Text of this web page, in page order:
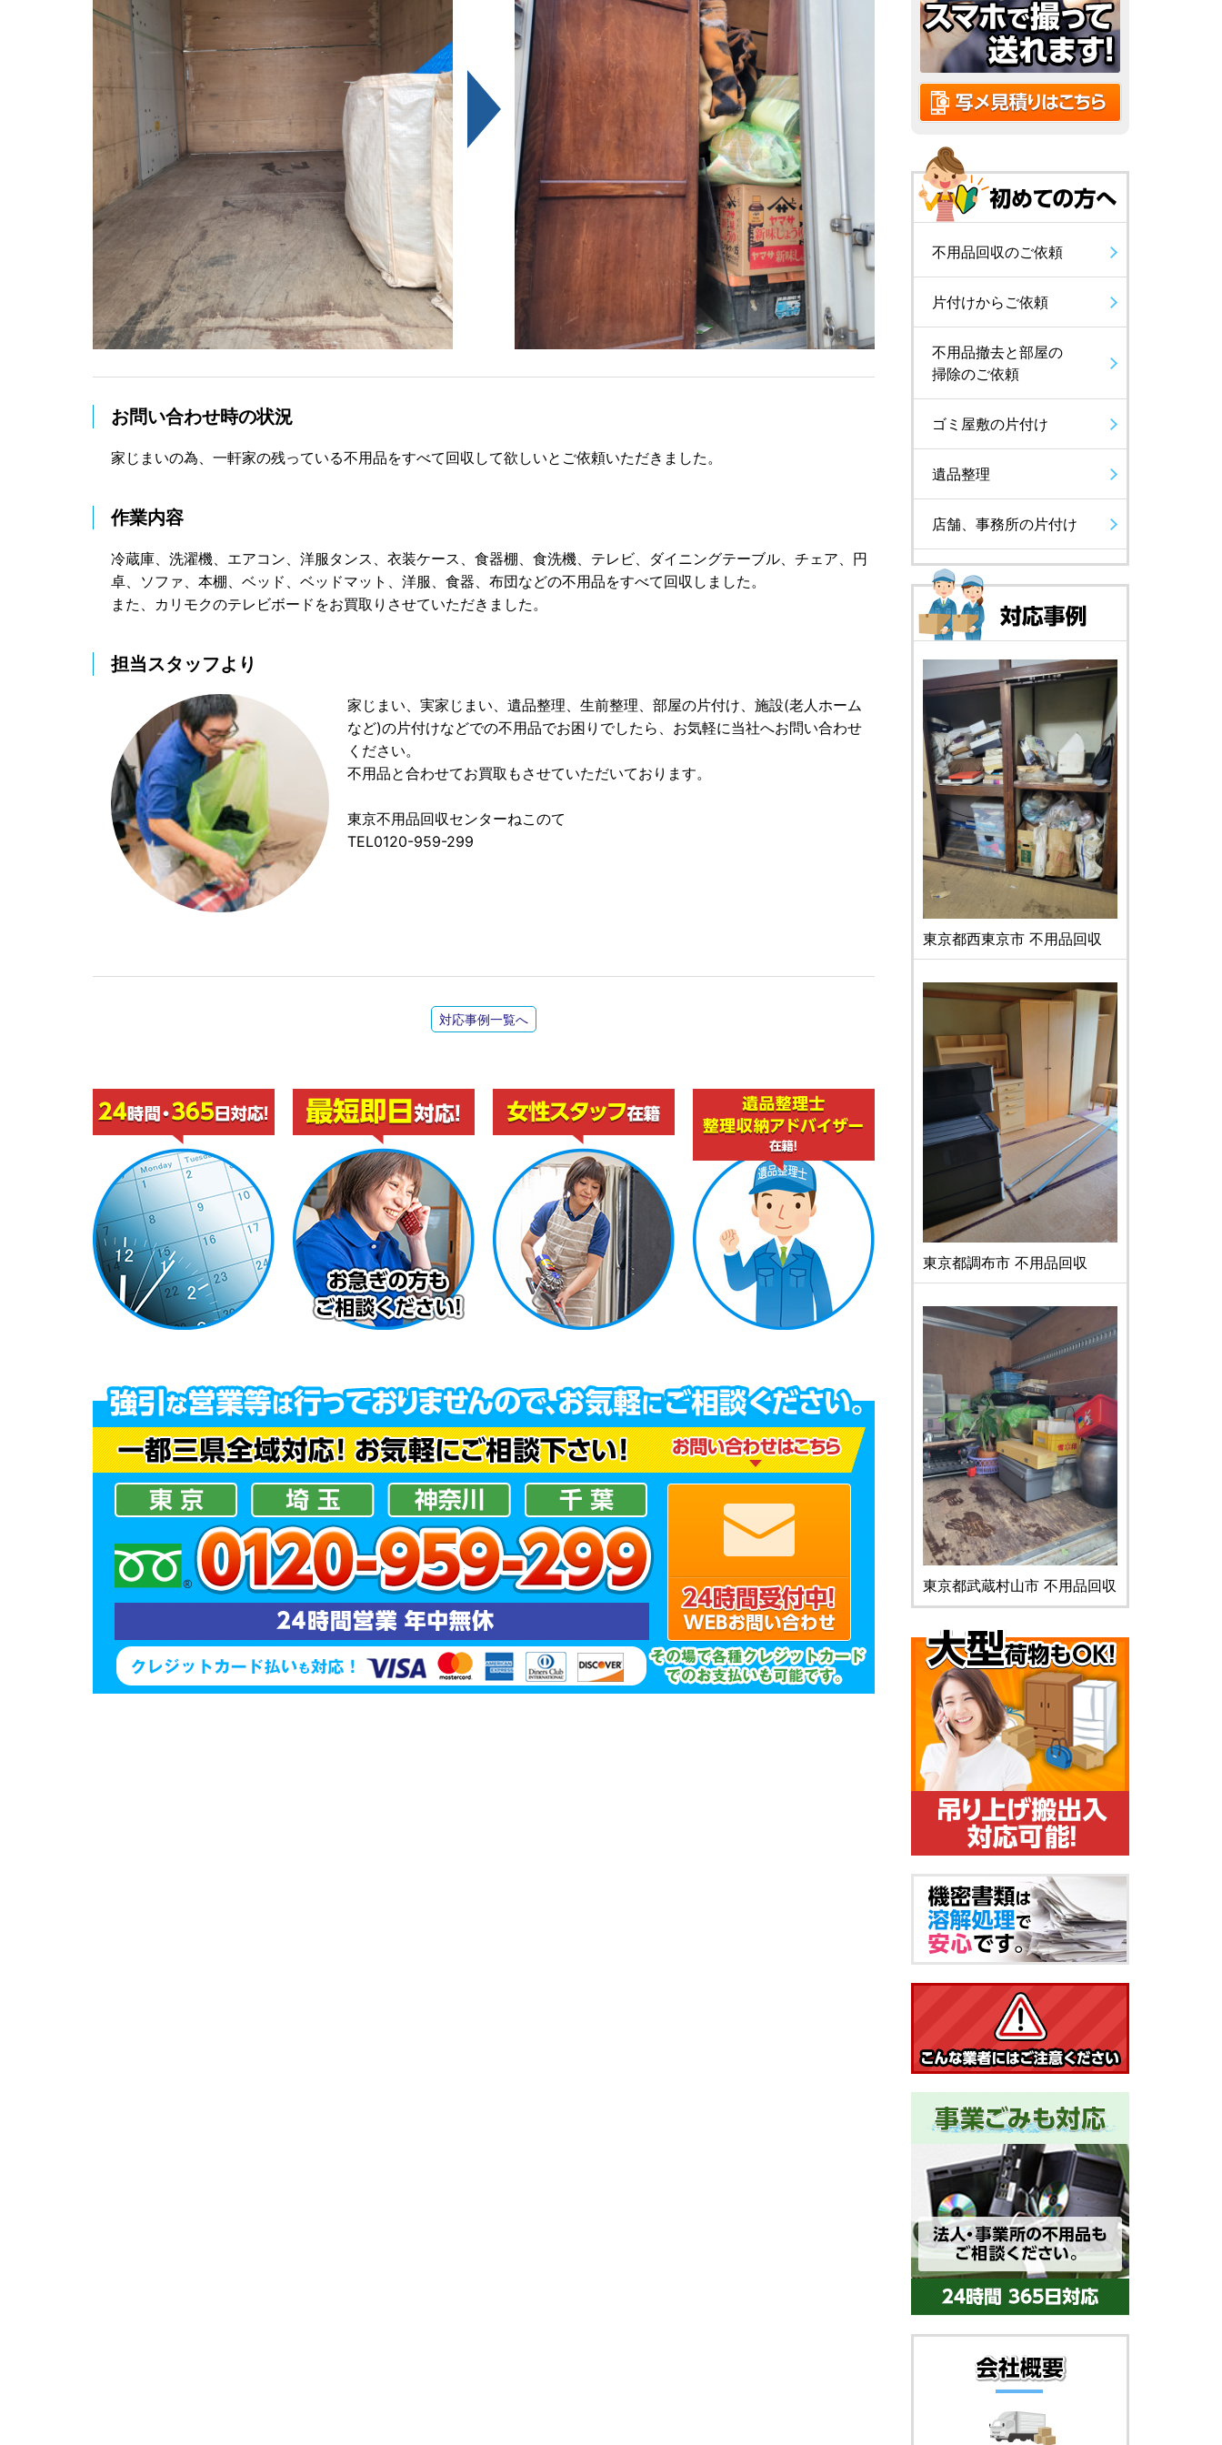
お問い合わせ時の状況
家じまいの為、一軒家の残っている不用品をすべて回収して欲しいとご依頼いただきました。
作業内容
冷蔵庫、洗濯機、エアコン、洋服タンス、衣装ケース、食器棚、食洗機、テレビ、ダイニングテーブル、チェア、円
卓、ソファ、本棚、ベッド、ベッドマット、洋服、食器、布団などの不用品をすべて回収しました。
また、カリモクのテレビボードをお買取りさせていただきました。
担当スタッフより
家じまい、実家じまい、遺品整理、生前整理、部屋の片付け、施設(老人ホーム
など)の片付けなどでの不用品でお困りでしたら、お気軽に当社へお問い合わせ
ください。
不用品と合わせてお買取もさせていただいております。
東京不用品回収センターねこのて
TEL0120-959-299
対応事例一覧へ
不用品回収のご依頼
片付けからご依頼
不用品撤去と部屋の
掃除のご依頼
ゴミ屋敷の片付け
遺品整理
店舗、事務所の片付け
東京都西東京市 不用品回収
東京都調布市 不用品回収
東京都武蔵村山市 不用品回収